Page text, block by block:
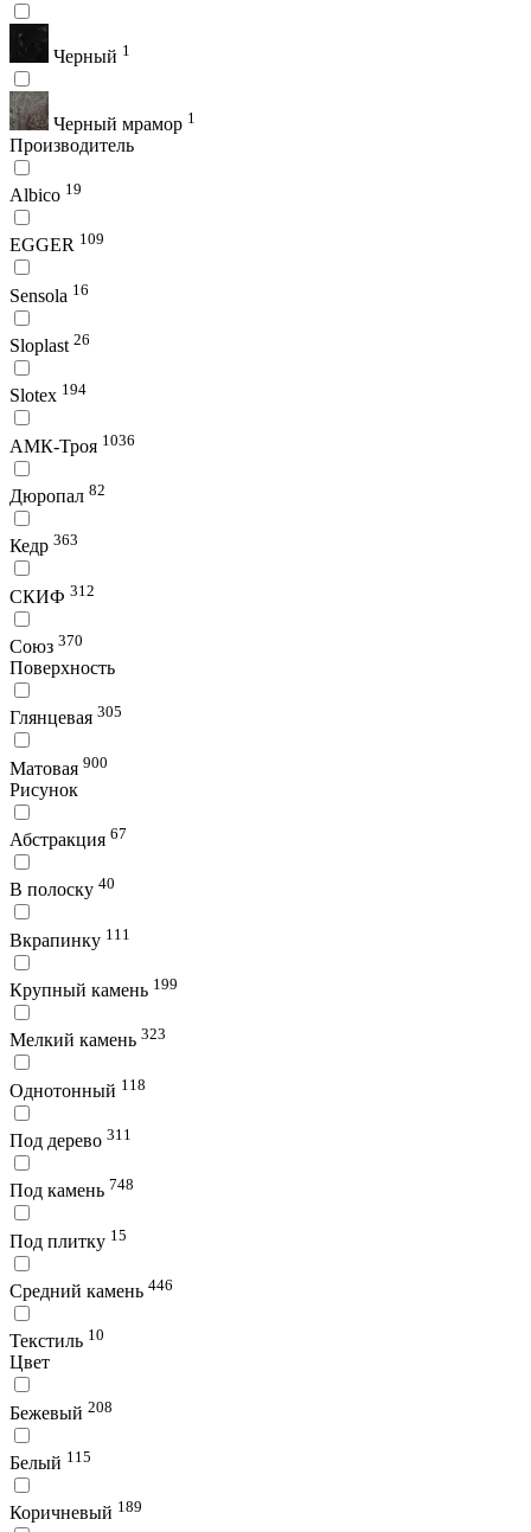
Черный 1
Черный мрамор 1
Производитель
Albico 19
EGGER 109
Sensola 16
Sloplast 26
Slotex 194
АМК-Троя 1036
Дюропал 82
Кедр 363
СКИФ 312
Союз 370
Поверхность
Глянцевая 305
Матовая 900
Рисунок
Абстракция 67
В полоску 40
Вкрапинку 111
Крупный камень 199
Мелкий камень 323
Однотонный 118
Под дерево 311
Под камень 748
Под плитку 15
Средний камень 446
Текстиль 10
Цвет
Бежевый 208
Белый 115
Коричневый 189